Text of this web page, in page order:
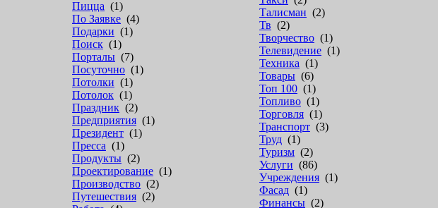
Пицца (1)
По Заявке (4)
Подарки (1)
Поиск (1)
Порталы (7)
Посуточно (1)
Потолки (1)
Потолок (1)
Праздник (2)
Предприятия (1)
Президент (1)
Пресса (1)
Продукты (2)
Проектирование (1)
Производство (2)
Путешествия (2)
Талисман (2)
Тв (2)
Творчество (1)
Телевидение (1)
Техника (1)
Товары (6)
Топ 100 (1)
Топливо (1)
Торговля (1)
Транспорт (3)
Труд (1)
Туризм (2)
Услуги (86)
Учреждения (1)
Фасад (1)
Финансы (2)